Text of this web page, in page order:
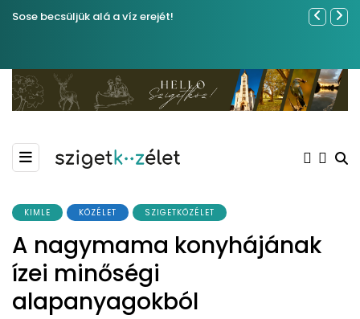
Sose becsüljük alá a víz erejét!
Ferenc
KIMLE KÖZÉLET SZIGETKÖZÉLET
A nagymama konyhájának
ízei minőségi
alapanyagokból